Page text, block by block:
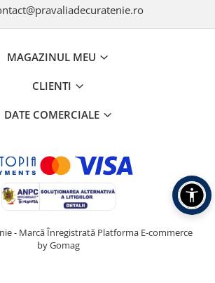
MAGAZINUL MEU
CLIENTI
DATE COMERCIALE
- Marcă Înregistrată Platforma E-commerce
by Gomag